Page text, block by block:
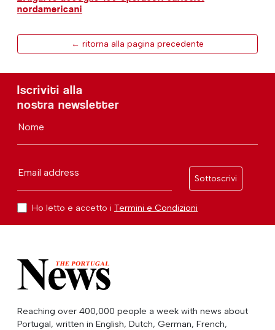
nordamericani
← ritorna alla pagina precedente
Iscriviti alla
nostra newsletter
Nome
Email address
Sottoscrivi
Ho letto e accetto i Termini e Condizioni
Reaching over 400,000 people a week with news about
Portugal, written in English, Dutch, German, French,